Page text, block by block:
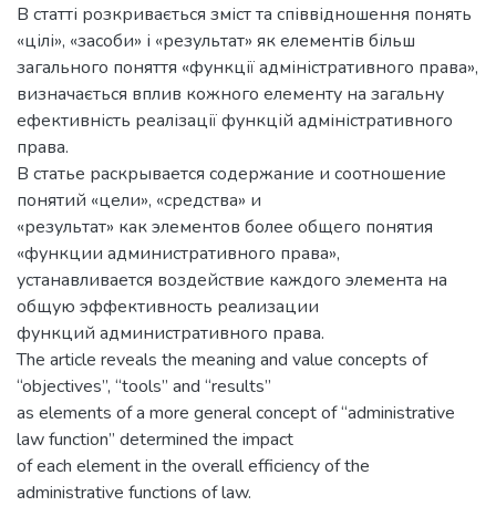
В статті розкривається зміст та співвідношення понять
«цілі», «засоби» і «результат» як елементів більш
загального поняття «функції адміністративного права»,
визначається вплив кожного елементу на загальну
ефективність реалізації функцій адміністративного
права.
В статье раскрывается содержание и соотношение
понятий «цели», «средства» и
«результат» как элементов более общего понятия
«функции административного права»,
устанавливается воздействие каждого элемента на
общую эффективность реализации
функций административного права.
The article reveals the meaning and value concepts of
“objectives”, “tools” and “results”
as elements of a more general concept of “administrative
law function” determined the impact
of each element in the overall efficiency of the
administrative functions of law.